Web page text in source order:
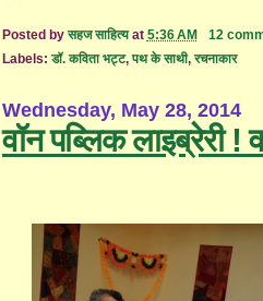
Posted byसहज साहित्य at 5:36 AM
12
Labels:डॉ. कविता भट्ट,पथ के साथी,रचनाकार
Wednesday, May 28, 2014
वॉन पब्लिक लाइब्रेरी !